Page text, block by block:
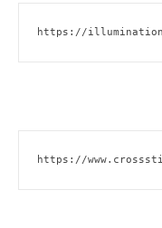
https://
https://